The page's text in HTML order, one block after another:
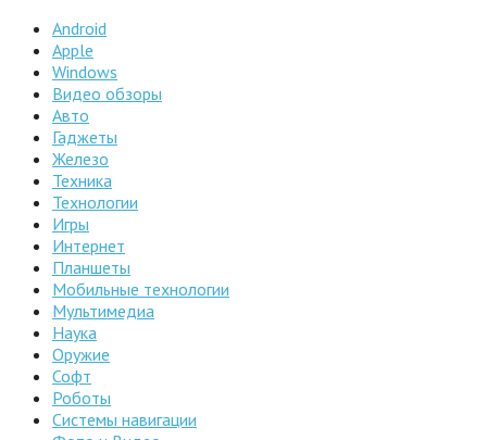
Android
Apple
Windows
Видео обзоры
Авто
Гаджеты
Железо
Техника
Технологии
Игры
Интернет
Планшеты
Мобильные технологии
Мультимедиа
Наука
Оружие
Софт
Роботы
Системы навигации